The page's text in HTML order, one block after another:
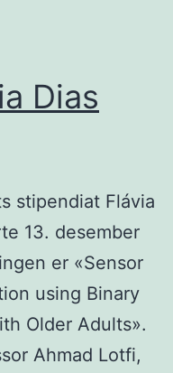
Dias
stipendiat Flávia
13. desember
er «Sensor
using Binary
Older Adults».
Ahmad Lotfi,